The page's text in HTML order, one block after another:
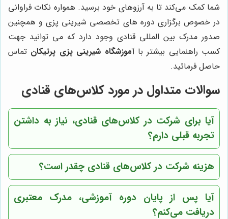
شما کمک می‌کند تا به آرزوهای خود برسید. همواره نکات فراوانی
در خصوص برگزاری دوره های تخصصی شیرینی پزی و همچنین
صدور مدرک بین المللی قنادی وجود دارد که می توانید جهت
کسب راهنمایی بیشتر باآموزشگاه شیرینی پزی پرتیکان تماس
حاصل فرمائید.
سوالات متداول در مورد کلاس‌های قنادی
آیا برای شرکت در کلاس‌های قنادی، نیاز به داشتن
تجربه قبلی دارم؟
هزینه شرکت در کلاس‌های قنادی چقدر است؟
آیا پس از پایان دوره آموزشی، مدرک معتبری
دریافت می‌کنم؟